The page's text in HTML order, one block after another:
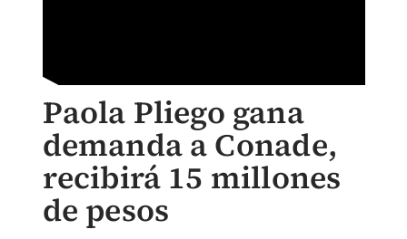
Paola Pliego gana
demanda a Conade,
recibirá 15 millones
de pesos